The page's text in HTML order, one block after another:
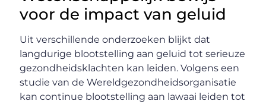
voor de impact van geluid
Uit verschillende onderzoeken blijkt dat
langdurige blootstelling aan geluid tot serieuze
gezondheidsklachten kan leiden. Volgens een
studie van de Wereldgezondheidsorganisatie
kan continue blootstelling aan lawaai leiden tot